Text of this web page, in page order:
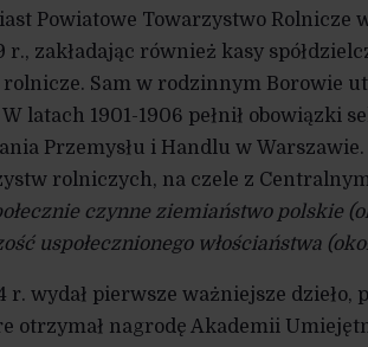
Powiatowe Towarzystwo Rolnicze
r., zakładając również kasy
rolnicze. Sam w rodzinnym Borowie
latach 1901-1906 pełnił obowiązki
Przemysłu i Handlu w
rolniczych, na czele z
czynne ziemiaństwo polskie
uspołecznionego włościaństwa
r. wydał pierwsze ważniejsze dzieło,
otrzymał nagrodę Akademii